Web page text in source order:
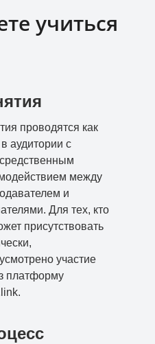
учиться
проводятся как
аудитории с
между
и
Для тех, кто
присутствовать
участие
платформу